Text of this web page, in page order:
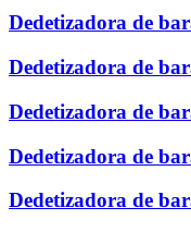
Dedetizadora de
Dedetizadora de
Dedetizadora de
Dedetizadora de
Dedetizadora de